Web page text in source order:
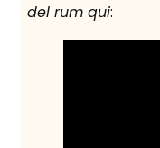
del rum qui: